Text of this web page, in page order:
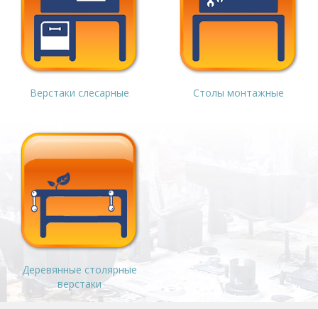
Верстаки слесарные Столы монтажные
Деревянные столярные
верстаки